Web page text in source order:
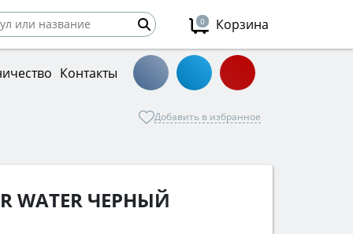
0 Корзина
Контакты
Добавить в избранное
WATER ЧЕРНЫЙ